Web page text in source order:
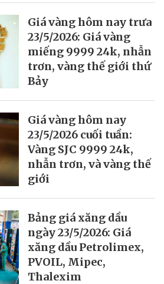
Giá vàng hôm nay trưa
23/5/2026: Giá vàng
miếng 9999 24k, nhẫn
trơn, vàng thế giới thứ
Bảy
Giá vàng hôm nay
23/5/2026 cuối tuần:
Vàng SJC 9999 24k,
nhẫn trơn, và vàng thế
giới
Bảng giá xăng dầu
ngày 23/5/2026: Giá
xăng dầu Petrolimex,
PVOIL, Mipec,
Thalexim